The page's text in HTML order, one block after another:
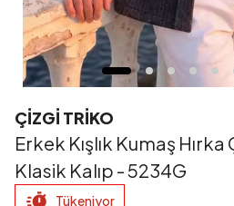
ÇİZGİ TRİKO
Erkek Kışlık Kumaş
Klasik Kalıp - 5234G
Tükeniyor